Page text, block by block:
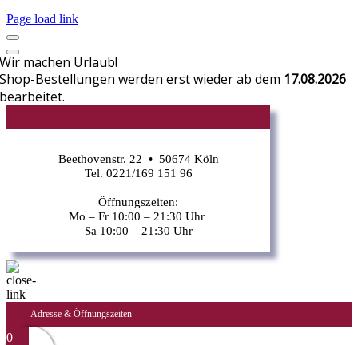
Page load link
Wir machen Urlaub!
Shop-Bestellungen werden erst wieder ab dem 17.08.2026
bearbeitet.
Beethovenstr. 22 • 50674 Köln
Tel. 0221/169 151 96
Öffnungszeiten:
Mo – Fr 10:00 – 21:30 Uhr
Sa 10:00 – 21:30 Uhr
Adresse & Öffnungszeiten
0